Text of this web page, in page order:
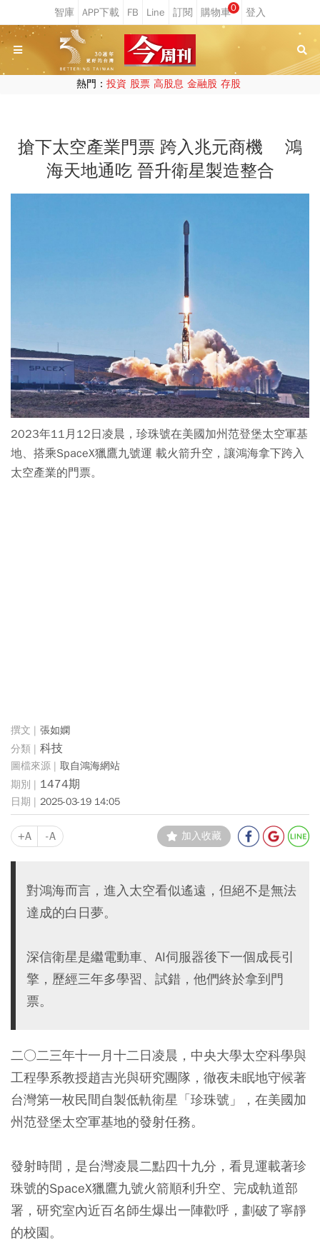
0
熱門： 投資 股票 高股息 金融股 存股
搶下太空產業門票 跨入兆元商機 鴻
海天地通吃 晉升衛星製造整合
2023年11月12日凌晨，珍珠號在美國加州范登堡太空軍基
地、搭乘SpaceX獵鷹九號運 載火箭升空，讓鴻海拿下跨入
太空產業的門票。
張如嫻
科技
取自鴻海網站
1474期
2025-03-19 14:05
+A -A 加入收藏
對鴻海而言，進入太空看似遙遠，但絕不是無法
達成的白日夢。
深信衛星是繼電動車、AI伺服器後下一個成長引
擎，歷經三年多學習、試錯，他們終於拿到門
票。
二○二三年十一月十二日凌晨，中央大學太空科學與
工程學系教授趙吉光與研究團隊，徹夜未眠地守候著
台灣第一枚民間自製低軌衛星「珍珠號」，在美國加
州范登堡太空軍基地的發射任務。
發射時間，是台灣凌晨二點四十九分，看見運載著珍
珠號的SpaceX獵鷹九號火箭順利升空、完成軌道部
署，研究室內近百名師生爆出一陣歡呼，劃破了寧靜
的校園。